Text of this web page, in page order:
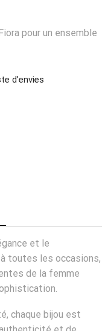
pour un ensemble
d’envies
et le
toutes les occasions,
de la femme
chaque bijou est